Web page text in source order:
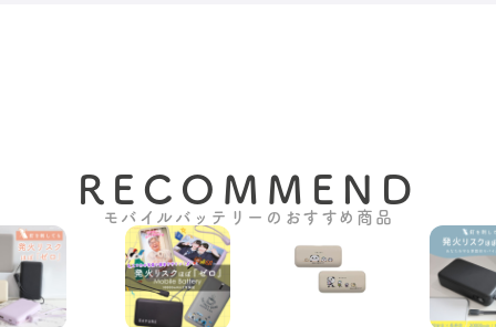
RECOMMEND
モバイルバッテリーのおすすめ商品